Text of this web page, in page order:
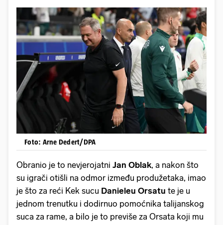
Foto: Arne Dedert/DPA
Obranio je to nevjerojatni Jan Oblak, a nakon što
su igrači otišli na odmor između produžetaka, imao
je što za reći Kek sucu Danieleu Orsatu te je u
jednom trenutku i dodirnuo pomoćnika talijanskog
suca za rame, a bilo je to previše za Orsata koji mu